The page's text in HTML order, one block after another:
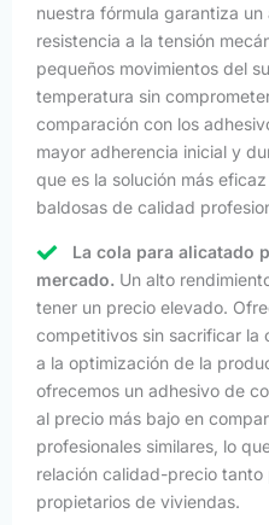
nuestra fórmula garantiza
resistencia a la tensión
pequeños movimientos del
temperatura sin
comparación con los
mayor adherencia inicial y
que es la solución más
baldosas de calidad
La cola para alicatado
mercado. Un alto
tener un precio elevado.
competitivos sin sacrificar la
a la optimización de la
ofrecemos un adhesivo de
al precio más bajo en
profesionales similares, lo
relación calidad-precio
propietarios de viviendas.